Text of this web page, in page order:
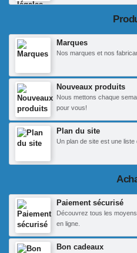
Marques
Nos marques et nos
Nouveaux produits
Nous mettons chaque
pour vous!
Plan du site
Un plan de site est une liste
Paiement sécurisé
Découvrez tous les
en ligne.
Bon cadeaux